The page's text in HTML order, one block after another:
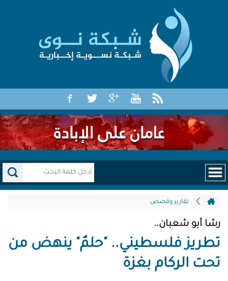
تقارير وقصص
رشا أبو شعبان..
تطريز فلسطيني.. "حلمٌ" ينهض من
تحت الركام بغزة